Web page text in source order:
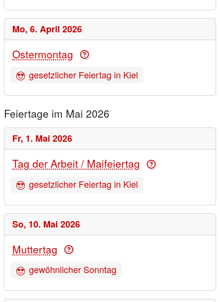
Mo, 6. April 2026
Ostermontag
gesetzlicher Feiertag in Kiel
Feiertage im Mai 2026
Fr, 1. Mai 2026
Tag der Arbeit / Maifeiertag
gesetzlicher Feiertag in Kiel
So, 10. Mai 2026
Muttertag
gewöhnlicher Sonntag